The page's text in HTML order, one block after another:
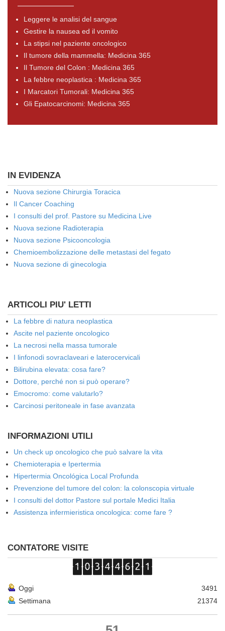
Leggere le analisi del sangue
Gestire la nausea ed il vomito
La stipsi nel paziente oncologico
Il tumore della mammella: Medicina 365
Il Tumore del Colon : Medicina 365
La febbre neoplastica : Medicina 365
I Marcatori Tumorali: Medicina 365
Gli Epatocarcinomi: Medicina 365
IN EVIDENZA
Nuova sezione Chirurgia Toracica
Il Cancer Coaching
I consulti del prof. Pastore su Medicina Live
Nuova sezione Radioterapia
Nuova sezione Psicooncologia
Chemioembolizzazione delle metastasi del fegato
Nuova sezione di ginecologia
ARTICOLI PIU' LETTI
La febbre di natura neoplastica
Ascite nel paziente oncologico
La necrosi nella massa tumorale
I linfonodi sovraclaveari e laterocervicali
Bilirubina elevata: cosa fare?
Dottore, perché non si può operare?
Emocromo: come valutarlo?
Carcinosi peritoneale in fase avanzata
INFORMAZIONI UTILI
Un check up oncologico che può salvare la vita
Chemioterapia e Ipertermia
Hipertermia Oncológica Local Profunda
Prevenzione del tumore del colon: la colonscopia virtuale
I consulti del dottor Pastore sul portale Medici Italia
Assistenza infermieristica oncologica: come fare ?
CONTATORE VISITE
Oggi
3491
Settimana
21374